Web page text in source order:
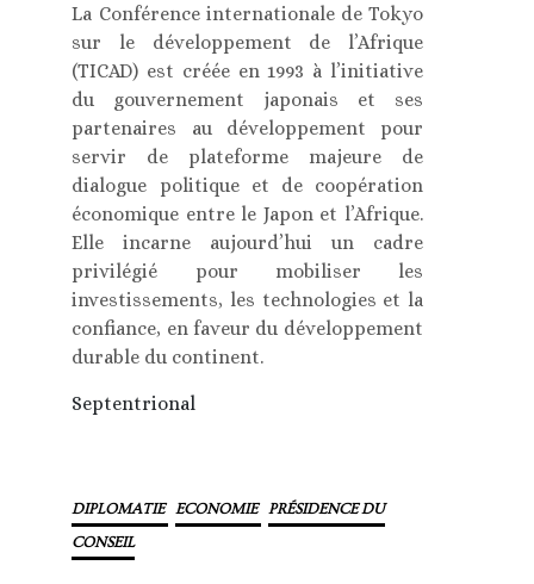
La Conférence internationale de Tokyo
sur le développement de l’Afrique
(TICAD) est créée en 1993 à l’initiative
du gouvernement japonais et ses
partenaires au développement pour
servir de plateforme majeure de
dialogue politique et de coopération
économique entre le Japon et l’Afrique.
Elle incarne aujourd’hui un cadre
privilégié pour mobiliser les
investissements, les technologies et la
confiance, en faveur du développement
durable du continent.
Septentrional
DIPLOMATIE ECONOMIE PRÉSIDENCE DU
CONSEIL